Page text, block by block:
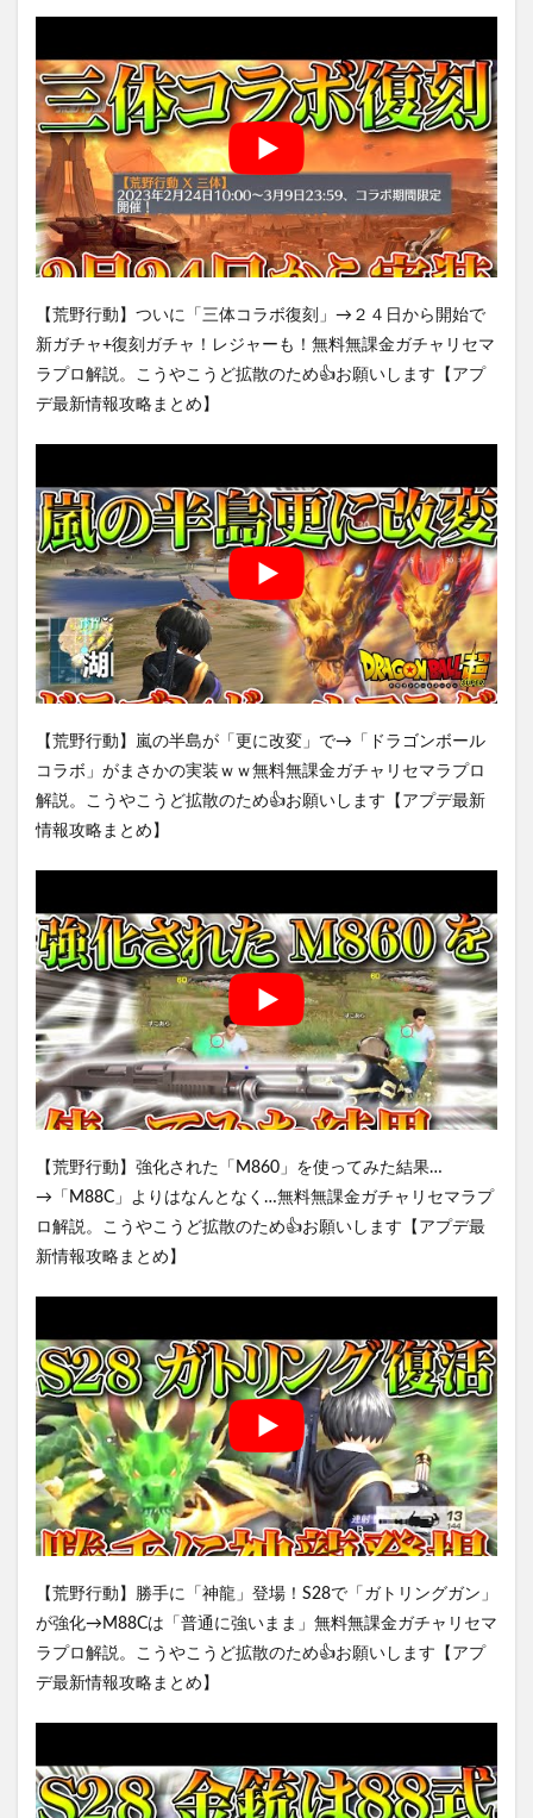
【荒野行動】ついに「三体コラボ復刻」→２４日から開始で
新ガチャ+復刻ガチャ！レジャーも！無料無課金ガチャリセマ
ラプロ解説。こうやこうど拡散のため👍お願いします【アプ
デ最新情報攻略まとめ】
【荒野行動】嵐の半島が「更に改変」で→「ドラゴンボール
コラボ」がまさかの実装ｗｗ無料無課金ガチャリセマラプロ
解説。こうやこうど拡散のため👍お願いします【アプデ最新
情報攻略まとめ】
【荒野行動】強化された「M860」を使ってみた結果…
→「M88C」よりはなんとなく…無料無課金ガチャリセマラプ
ロ解説。こうやこうど拡散のため👍お願いします【アプデ最
新情報攻略まとめ】
【荒野行動】勝手に「神龍」登場！S28で「ガトリングガン」
が強化→M88Cは「普通に強いまま」無料無課金ガチャリセマ
ラプロ解説。こうやこうど拡散のため👍お願いします【アプ
デ最新情報攻略まとめ】